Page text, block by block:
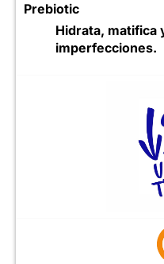
Prebiotic
Hidrata, matifica
imperfecciones.